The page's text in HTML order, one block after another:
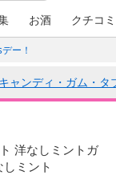
お酒 クチコ
ー！
キャンディ・ガム・タ
洋なしミントガ
ミント